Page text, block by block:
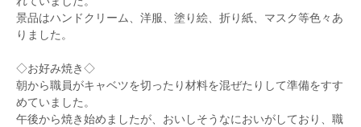
景品はハンドクリーム、洋服、塗り絵、折り紙、マスク等色々あ
りました。
◇お好み焼き◇
朝から職員がキャベツを切ったり材料を混ぜたりして準備をすす
めていました。
午後から焼き始めましたが、おいしそうなにおいがしており、職